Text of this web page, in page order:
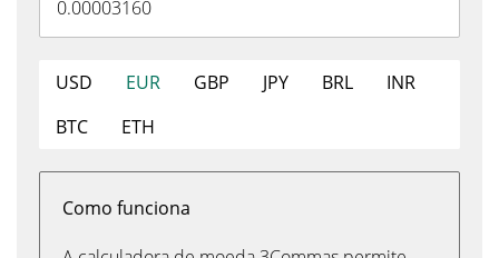
USD EUR GBP JPY BRL
INR
BTC
ETH
Como funciona